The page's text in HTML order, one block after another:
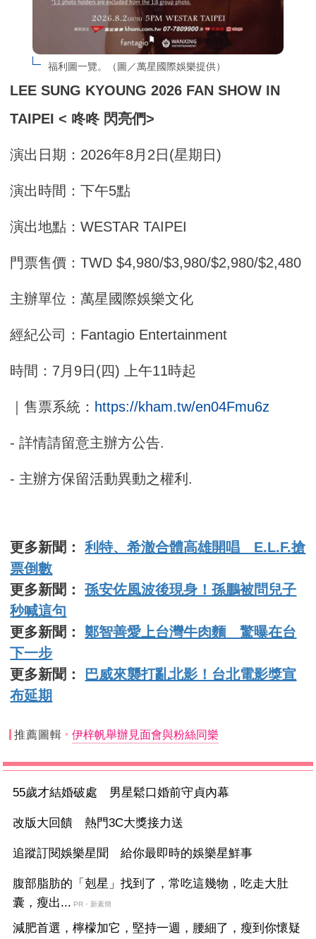
福利圖一覽。（圖／萬星國際娛樂提供）
LEE SUNG KYOUNG 2026 FAN SHOW IN
TAIPEI < 咚咚 閃亮們>
演出日期：2026年8月2日(星期日)
演出時間：下午5點
演出地點：WESTAR TAIPEI
門票售價：TWD $4,980/$3,980/$2,980/$2,480
主辦單位：萬星國際娛樂文化
經紀公司：Fantagio Entertainment
時間：7月9日(四) 上午11時起
｜售票系統： https://kham.tw/en04Fmu6z
- 詳情請留意主辦方公告.
- 主辦方保留活動異動之權利.
更多新聞：利特、希澈合體高雄開唱 E.L.F.搶
票倒數
更多新聞：孫安佐風波後現身！孫鵬被問兒子
秒喊這句
更多新聞：鄭智善愛上台灣牛肉麵 驚曝在台
下一步
更多新聞：
巴威來襲打亂北影！台北電影獎宣
布延期
推薦圖輯 伊梓帆舉辦見面會與粉絲同樂
55歲才結婚破處 男星鬆口婚前守貞內幕
改版大回饋 熱門3C大獎接力送
追蹤訂閱娛樂星聞 給你最即時的娛樂星鮮事
腹部脂肪的「剋星」找到了，常吃這幾物，吃走大肚
囊，瘦出... PR・新素簡
減肥首選，檸檬加它，堅持一週，腰細了，瘦到你懷疑